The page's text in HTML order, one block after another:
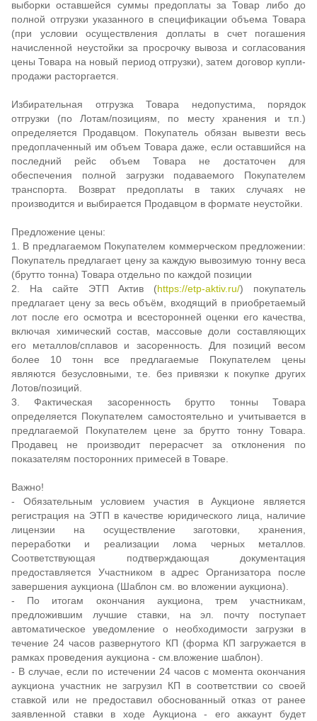
выборки оставшейся суммы предоплаты за Товар либо до
полной отгрузки указанного в спецификации объема Товара
(при условии осуществления доплаты в счет погашения
начисленной неустойки за просрочку вывоза и согласования
цены Товара на новый период отгрузки), затем договор купли-
продажи расторгается.
Избирательная отгрузка Товара недопустима, порядок
отгрузки (по Лотам/позициям, по месту хранения и т.п.)
определяется Продавцом. Покупатель обязан вывезти весь
предоплаченный им объем Товара даже, если оставшийся на
последний рейс объем Товара не достаточен для
обеспечения полной загрузки подаваемого Покупателем
транспорта. Возврат предоплаты в таких случаях не
производится и выбирается Продавцом в формате неустойки.
Предложение цены:
1. В предлагаемом Покупателем коммерческом предложении:
Покупатель предлагает цену за каждую вывозимую тонну веса
(брутто тонна) Товара отдельно по каждой позиции
2. На сайте ЭТП Актив (https://etp-aktiv.ru/) покупатель
предлагает цену за весь объём, входящий в приобретаемый
лот после его осмотра и всесторонней оценки его качества,
включая химический состав, массовые доли составляющих
его металлов/сплавов и засоренность. Для позиций весом
более 10 тонн все предлагаемые Покупателем цены
являются безусловными, т.е. без привязки к покупке других
Лотов/позиций.
3. Фактическая засоренность брутто тонны Товара
определяется Покупателем самостоятельно и учитывается в
предлагаемой Покупателем цене за брутто тонну Товара.
Продавец не производит перерасчет за отклонения по
показателям посторонних примесей в Товаре.
Важно!
- Обязательным условием участия в Аукционе является
регистрация на ЭТП в качестве юридического лица, наличие
лицензии на осуществление заготовки, хранения,
переработки и реализации лома черных металлов.
Соответствующая подтверждающая документация
предоставляется Участником в адрес Организатора после
завершения аукциона (Шаблон см. во вложении аукциона).
- По итогам окончания аукциона, трем участникам,
предложившим лучшие ставки, на эл. почту поступает
автоматическое уведомление о необходимости загрузки в
течение 24 часов развернутого КП (форма КП загружается в
рамках проведения аукциона - см.вложение шаблон).
- В случае, если по истечении 24 часов с момента окончания
аукциона участник не загрузил КП в соответствии со своей
ставкой или не предоставил обоснованный отказ от ранее
заявленной ставки в ходе Аукциона - его аккаунт будет